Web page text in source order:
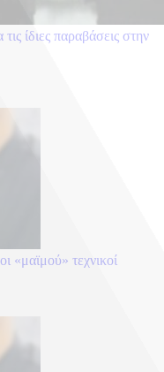
ίδιες παραβάσεις στην
«μαϊμού» τεχνικοί